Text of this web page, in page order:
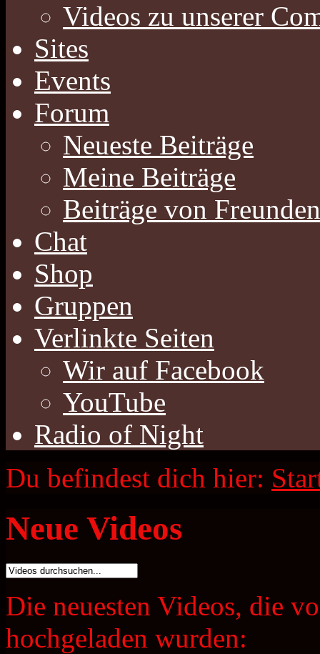
Videos zu unserer
Sites
Events
Forum
Neueste Beiträge
Meine Beiträge
Beiträge von Freunden
Chat
Shop
Gruppen
Verlinkte Seiten
Wir auf Facebook
YouTube
Radio of Night
Du befindest dich hier:
Neue Videos
Die neuesten Videos, die
hochgeladen wurden: